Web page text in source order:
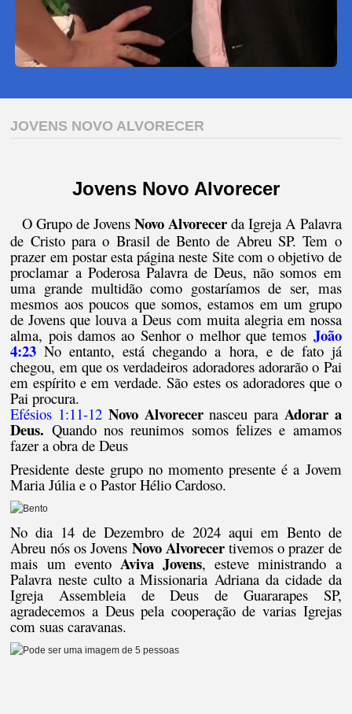
JOVENS NOVO ALVORECER
Jovens Novo Alvorecer
O Grupo de JovensNovo Alvorecer da Igreja A Palavra
de Cristo para o Brasil de Bento de Abreu SP. Tem o
prazer em postar esta página neste Site com o objetivo de
proclamar a Poderosa Palavra de Deus, não somos em
uma grande multidão como gostaríamos de ser, mas
mesmos aos poucos que somos, estamos em um grupo
de Jovens que louva a Deus com muita alegria em nossa
alma, pois damos ao Senhor o melhor que temos João
4:23 No entanto, está chegando a hora, e de fato já
chegou, em que os verdadeiros adoradores adorarão o Pai
em espírito e em verdade. São estes os adoradores que o
Pai procura.
Efésios 1:11-12 Novo Alvorecernasceu para Adorar a
Deus. Quando nos reunimos somos felizes e amamos
fazer a obra de Deus
Presidente deste grupo no momento presente é a Jovem
Maria Júlia e o Pastor Hélio Cardoso.
No dia 14 de Dezembro de 2024 aqui em Bento de
Abreu nós os Jovens Novo Alvorecertivemos o prazer de
mais um evento Aviva Jovens, esteve ministrando a
Palavra neste culto a Missionaria Adriana da cidade da
Igreja Assembleia de Deus de Guararapes SP,
agradecemos a Deus pela cooperação de varias Igrejas
com suas caravanas.